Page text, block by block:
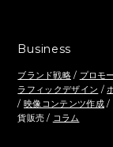
Business
ブランド戦略/ プロモ
ラフィックデザイン /
/ 映像コンテンツ作成 /
貨販売 / コラム